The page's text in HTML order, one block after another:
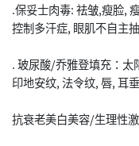
.保妥士肉毒: 祛皱,瘦脸,
控制多汗症, 眼肌不自主
. 玻尿酸/乔雅登填充：太
印地安纹, 法令纹, 唇, 耳
抗衰老美白美容/生理性